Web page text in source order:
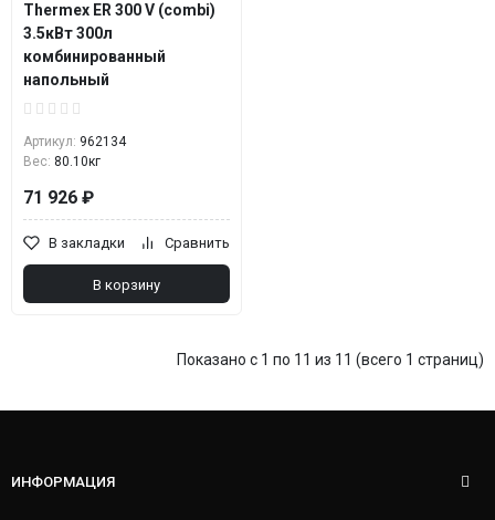
Thermex ER 300 V (combi)
3.5кВт 300л
комбинированный
напольный
Артикул: 962134
Вес: 80.10кг
71 926 ₽
В закладки Сравнить
В корзину
Показано с 1 по 11 из 11 (всего 1 страниц)
ИНФОРМАЦИЯ